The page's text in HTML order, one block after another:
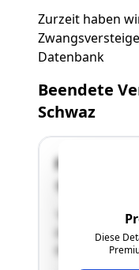
Zurzeit haben
Datenbank
Beendete
Schwaz
Diese
"Wohnhaus mit
Obergeschoss.
Garage."